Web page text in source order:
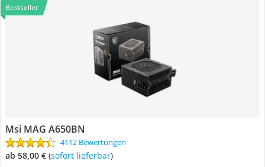
Bestseller
Msi MAG A650BN
4112 Bewertungen
ab 58,00 € ( Sofort lieferbar)